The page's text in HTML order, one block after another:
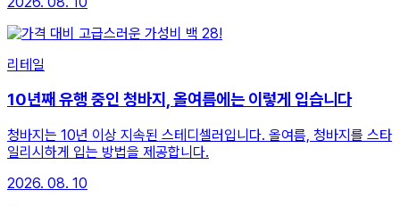
리테일
10년째 유행 중인 청바지, 올여름에는 이렇게 입습니다
청바지는 10년 이상 지속된 스테디셀러입니다. 올여름, 청바지를 스타
일리시하게 입는 방법을 제공합니다.
2026. 08. 10